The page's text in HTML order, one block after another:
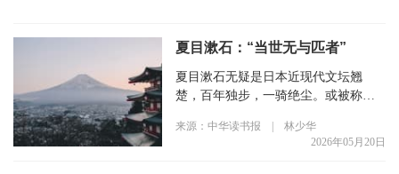
夏目漱石：“当世无与匹者”
夏目漱石无疑是日本近现代文坛翘
楚，百年独步，一骑绝尘。或被称为
或被尊为先生：“夏目先生”“漱石先
来源：中华读书报 | 林少华
2026年05月20日